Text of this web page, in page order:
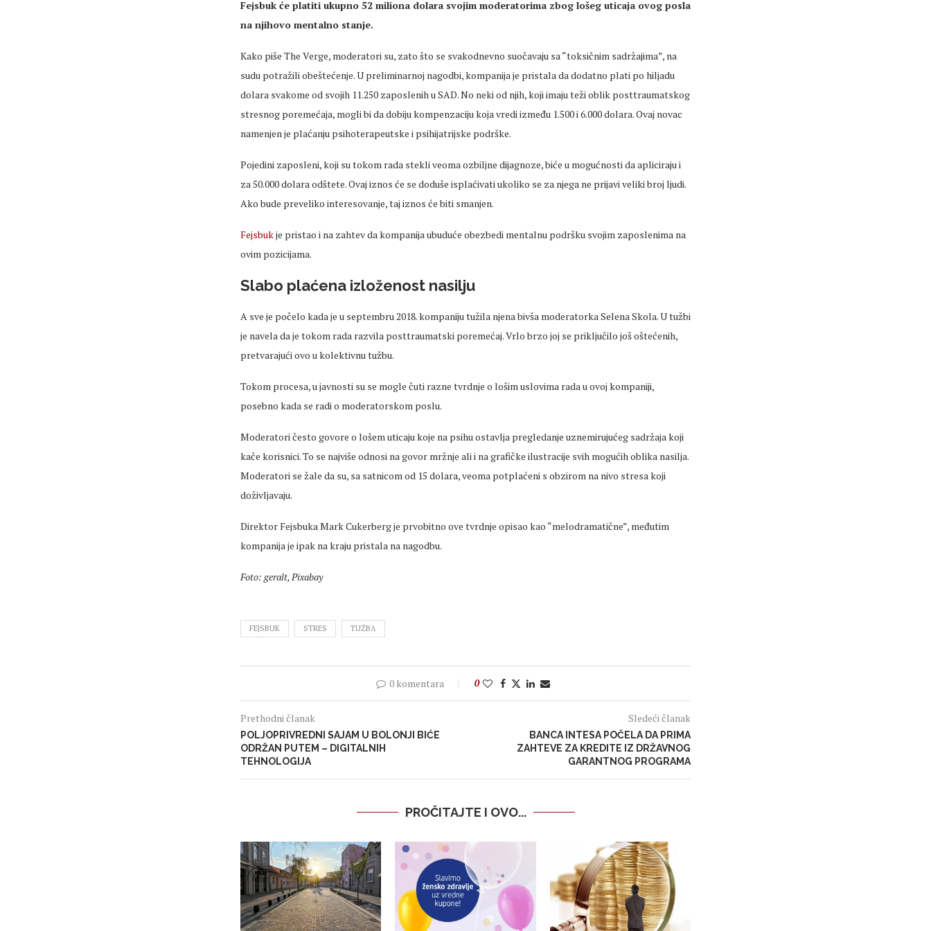
Fejsbuk će platiti ukupno 52 miliona dolara svojim moderatorima zbog lošeg uticaja ovog posla
na njihovo mentalno stanje.
Kako piše The Verge, moderatori su, zato što se svakodnevno suočavaju sa “toksičnim sadržajima”, na
sudu potražili obeštećenje. U preliminarnoj nagodbi, kompanija je pristala da dodatno plati po hiljadu
dolara svakome od svojih 11.250 zaposlenih u SAD. No neki od njih, koji imaju teži oblik posttraumatskog
stresnog poremećaja, mogli bi da dobiju kompenzaciju koja vredi između 1.500 i 6.000 dolara. Ovaj novac
namenjen je plaćanju psihoterapeutske i psihijatrijske podrške.
Pojedini zaposleni, koji su tokom rada stekli veoma ozbiljne dijagnoze, biće u mogućnosti da apliciraju i
za 50.000 dolara odštete. Ovaj iznos će se doduše isplaćivati ukoliko se za njega ne prijavi veliki broj ljudi.
Ako bude preveliko interesovanje, taj iznos će biti smanjen.
Fejsbukje pristao i na zahtev da kompanija ubuduće obezbedi mentalnu podršku svojim zaposlenima na
ovim pozicijama.
Slabo plaćena izloženost nasilju
A sve je počelo kada je u septembru 2018. kompaniju tužila njena bivša moderatorka Selena Skola. U tužbi
je navela da je tokom rada razvila posttraumatski poremećaj. Vrlo brzo joj se priključilo još oštećenih,
pretvarajući ovo u kolektivnu tužbu.
Tokom procesa, u javnosti su se mogle čuti razne tvrdnje o lošim uslovima rada u ovoj kompaniji,
posebno kada se radi o moderatorskom poslu.
Moderatori često govore o lošem uticaju koje na psihu ostavlja pregledanje uznemirujućeg sadržaja koji
kače korisnici. To se najviše odnosi na govor mržnje ali i na grafičke ilustracije svih mogućih oblika nasilja.
Moderatori se žale da su, sa satnicom od 15 dolara, veoma potplaćeni s obzirom na nivo stresa koji
doživljavaju.
Direktor Fejsbuka Mark Cukerberg je prvobitno ove tvrdnje opisao kao “melodramatične”, međutim
kompanija je ipak na kraju pristala na nagodbu.
Foto: geralt, Pixabay
FEJSBUK STRES TUŽBA
0 komentara 0
Prethodni članak
POLJOPRIVREDNI SAJAM U BOLONJI BIĆE
ODRŽAN PUTEM – DIGITALNIH
TEHNOLOGIJA
Sledeći članak
BANCA INTESA POČELA DA PRIMA
ZAHTEVE ZA KREDITE IZ DRŽAVNOG
GARANTNOG PROGRAMA
PROČITAJTE I OVO...